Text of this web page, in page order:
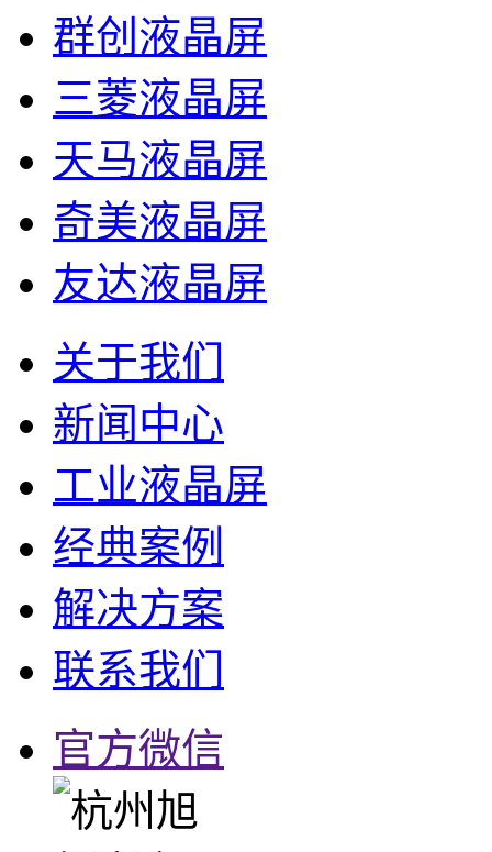
群创液晶屏
三菱液晶屏
天马液晶屏
奇美液晶屏
友达液晶屏
关于我们
新闻中心
工业液晶屏
经典案例
解决方案
联系我们
官方微信